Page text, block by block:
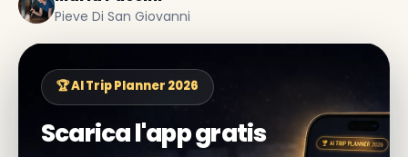
Pieve Di San Giovanni
🏆 AI Trip Planner 2026
Scarica l'app gratis